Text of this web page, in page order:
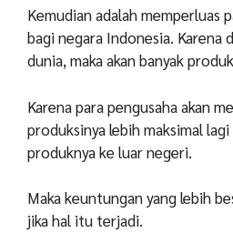
Kemudian adalah memperluas
bagi negara Indonesia. Karena
dunia, maka akan banyak
Karena para pengusaha akan
produksinya lebih maksimal
produknya ke luar negeri.
Maka keuntungan yang lebih
jika hal itu terjadi.